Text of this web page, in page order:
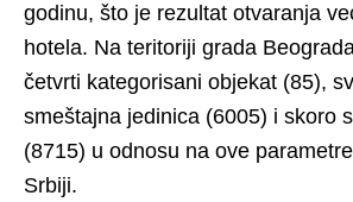
godinu, što je rezultat otvaranja
hotela. Na teritoriji grada
četvrti kategorisani objekat (85),
smeštajna jedinica (6005) i skoro
(8715) u odnosu na ove
Srbiji.